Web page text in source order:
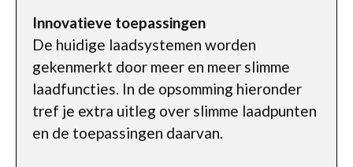
Innovatieve toepassingen
De huidige laadsystemen worden
gekenmerkt door meer en meer slimme
laadfuncties. In de opsomming hieronder
tref je extra uitleg over slimme laadpunten
en de toepassingen daarvan.